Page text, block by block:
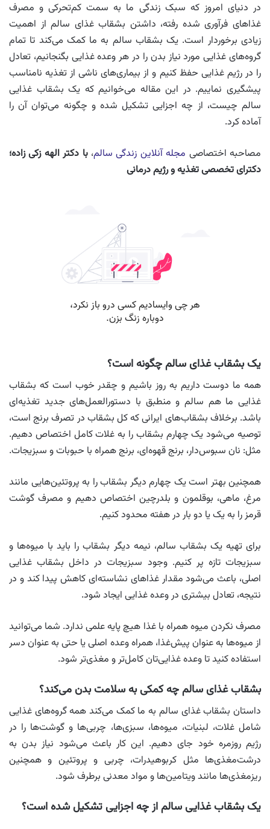
در دنیای امروز که سبک زندگی ما به سمت کم‌تحرکی و مصرف
غذاهای فرآوری‌ شده رفته، داشتن بشقاب غذای سالم از اهمیت
زیادی برخوردار است. یک بشقاب سالم به ما کمک می‌کند تا تمام
گروه‌های غذایی مورد نیاز بدن را در هر وعده غذایی بگنجانیم، تعادل
را در رژیم غذایی حفظ کنیم و از بیماری‌های ناشی از تغذیه نامناسب
پیشگیری نماییم. در این مقاله می‌خوانیم که یک بشقاب غذایی
سالم چیست، از چه اجزایی تشکیل شده و چگونه می‌توان آن را
آماده کرد.
مصاحبه اختصاصی مجله آنلاین زندگی سالم،با دکتر الهه زکی زاده؛
دکترای تخصصی تغذیه و رژیم درمانی
یک بشقاب غذای سالم چگونه است؟
همه ما دوست داریم به روز باشیم و چقدر خوب است که بشقاب
غذایی ما هم سالم و منطبق با دستورالعمل‌های جدید تغذیه‌ای
باشد. برخلاف بشقاب‌های ایرانی که کل بشقاب در تصرف برنج است،
توصیه می‌شود یک چهارم بشقاب را به غلات کامل اختصاص دهیم.
مثل: نان سبوس‌دار، برنج قهوه‌ای، برنج همراه با حبوبات و سبزیجات.
همچنین بهتر است یک چهارم دیگر بشقاب را به پروتئین‌هایی مانند
مرغ، ماهی، بوقلمون و بلدرچین اختصاص دهیم و مصرف گوشت
قرمز را به یک یا دو بار در هفته محدود کنیم.
برای تهیه یک بشقاب سالم، نیمه دیگر بشقاب را باید با میوه‌ها و
سبزیجات تازه پر کنیم. وجود سبزیجات در داخل بشقاب غذایی
اصلی، باعث می‌شود مقدار غذاهای نشاسته‌ای کاهش پیدا کند و در
نتیجه، تعادل بیشتری در وعده غذایی ایجاد شود.
مصرف نکردن میوه همراه با غذا هیچ پایه علمی ندارد. شما می‌توانید
از میوه‌ها به‌ عنوان پیش‌غذا، همراه وعده اصلی یا حتی به عنوان دسر
استفاده کنید تا وعده غذایی‌تان کامل‌تر و مغذی‌تر شود.
بشقاب غذای سالم چه کمکی به سلامت بدن می‌کند؟
داستان بشقاب غذای سالم به ما کمک می‌کند همه گروه‌های غذایی
شامل غلات، لبنیات، میوه‌ها، سبزی‌ها، چربی‌ها و گوشت‌ها را در
رژیم روزمره خود جای دهیم. این کار باعث می‌شود نیاز بدن به
درشت‌مغذی‌ها مثل کربوهیدرات، چربی و پروتئین و همچنین
ریزمغذی‌ها مانند ویتامین‌ها و مواد معدنی برطرف شود.
یک بشقاب غذایی سالم از چه اجزایی تشکیل شده است؟